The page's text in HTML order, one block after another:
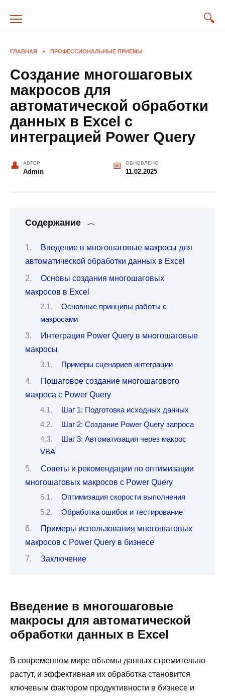
ГЛАВНАЯ » ПРОФЕССИОНАЛЬНЫЕ ПРИЕМЫ
Создание многошаговых
макросов для
автоматической обработки
данных в Excel с
интеграцией Power Query
АВТОР
Admin
ОБНОВЛЕНО
11.02.2025
Содержание
Введение в многошаговые макросы для
автоматической обработки данных в Excel
Основы создания многошаговых
макросов в Excel
Основные принципы работы с
макросами
Интеграция Power Query в многошаговые
макросы
Примеры сценариев интеграции
Пошаговое создание многошагового
макроса с Power Query
Шаг 1: Подготовка исходных данных
Шаг 2: Создание Power Query запроса
Шаг 3: Автоматизация через макрос
VBA
Советы и рекомендации по оптимизации
многошаговых макросов с Power Query
Оптимизация скорости выполнения
Обработка ошибок и тестирование
Примеры использования многошаговых
макросов с Power Query в бизнесе
Заключение
Введение в многошаговые
макросы для автоматической
обработки данных в Excel
В современном мире объемы данных стремительно
растут, и эффективная их обработка становится
ключевым фактором продуктивности в бизнесе и